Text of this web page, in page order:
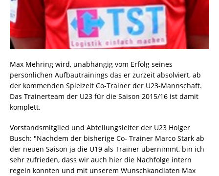
Max Mehring wird, unabhängig vom Erfolg seines
persönlichen Aufbautrainings das er zurzeit absolviert, ab
der kommenden Spielzeit Co-Trainer der U23-Mannschaft.
Das Trainerteam der U23 für die Saison 2015/16 ist damit
komplett.
Vorstandsmitglied und Abteilungsleiter der U23 Holger
Busch: "Nachdem der bisherige Co- Trainer Marco Stark ab
der neuen Saison ja die U19 als Trainer übernimmt, bin ich
sehr zufrieden, dass wir auch hier die Nachfolge intern
regeln konnten und mit unserem Wunschkandiaten Max